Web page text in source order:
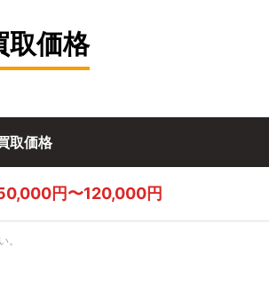
取価格
取価格
円〜120,000円
。